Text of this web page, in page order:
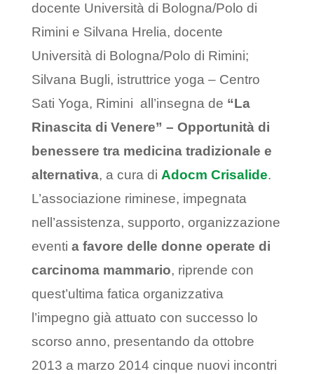
docente Università di Bologna/Polo di
Rimini e Silvana Hrelia, docente
Università di Bologna/Polo di Rimini;
Silvana Bugli, istruttrice yoga – Centro
Sati Yoga, Rimini all’insegna de “La
Rinascita di Venere” – Opportunità di
benessere tra medicina tradizionale e
alternativa, a cura di Adocm Crisalide.
L’associazione riminese, impegnata
nell’assistenza, supporto, organizzazione
eventi a favore delle donne operate di
carcinoma mammario, riprende con
quest’ultima fatica organizzativa
l’impegno già attuato con successo lo
scorso anno, presentando da ottobre
2013 a marzo 2014 cinque nuovi incontri